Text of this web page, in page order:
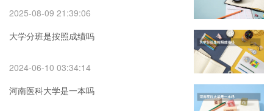
2025-08-09 21:39:06
大学分班是按照成绩吗
2024-06-10 03:34:14
河南医科大学是一本吗